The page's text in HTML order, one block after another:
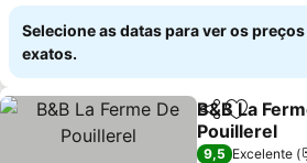
Selecione as datas para ver os preços
exatos.
Partilhar
B&B La
Pouillerel
9,5 Excelente